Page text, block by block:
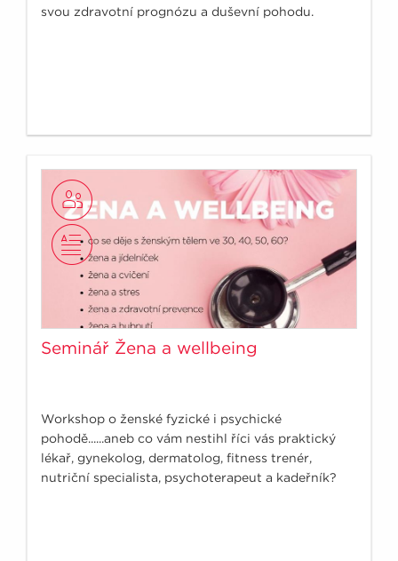
svou zdravotní prognózu a duševní pohodu.
Seminář Žena a wellbeing
Workshop o ženské fyzické i psychické
pohodě......aneb co vám nestihl říci vás praktický
lékař, gynekolog, dermatolog, fitness trenér,
nutriční specialista, psychoterapeut a kadeřník?